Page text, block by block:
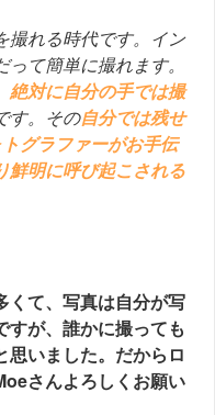
撮れる時代です。イン
て簡単に撮れます。
絶対に自分の手では撮
す。その自分では残せ
グラファーがお手伝
鮮明に呼び起こされる
て、写真は自分が写
すが、誰かに撮っても
思いました。だからロ
さんよろしくお願い